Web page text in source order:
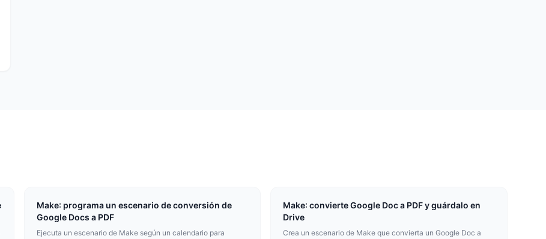
Make: programa un escenario de conversión de
Google Docs a PDF
Ejecuta un escenario de Make según un calendario para
Make: convierte Google Doc a PDF y guárdalo en
Drive
Crea un escenario de Make que convierta un Google Doc a